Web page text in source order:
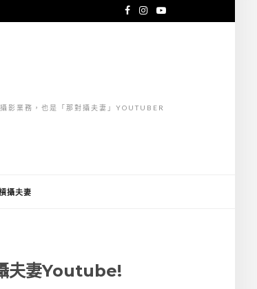
影業務，也是「那對攝夫妻」YOUTUBER
攝夫妻
夫妻Youtube!